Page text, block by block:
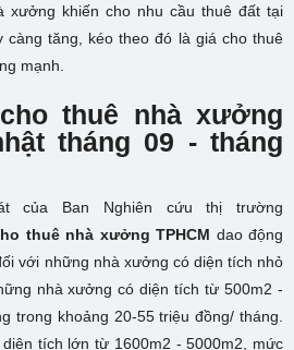
xưởng khiến cho nhu cầu thuê đất tại
càng tăng, kéo theo đó là giá cho thuê
mạnh.
cho thuê nhà xưởng
tháng 09 - tháng
của Ban Nghiên cứu thị trường
thuê nhà xưởng TPHCM dao động
với những nhà xưởng có diện tích nhỏ
nhà xưởng có diện tích từ 500m2 -
trong khoảng 20-55 triệu đồng/ tháng.
tích lớn từ 1600m2 - 5000m2, mức